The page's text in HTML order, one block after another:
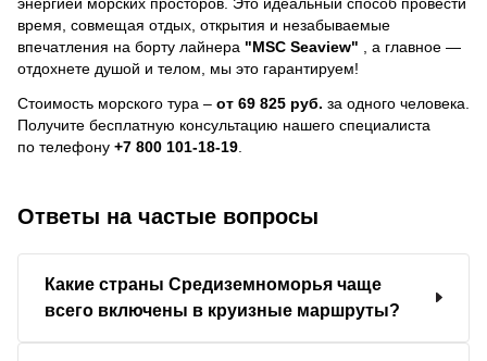
время, совмещая отдых, открытия и незабываемые
впечатления на борту лайнера "MSC Seaview"
, a главное —
отдохнете душой и телом, мы это гарантируем!
Стоимость морского тура – от 69 825 руб. за одного человека.
Получите бесплатную консультацию нашего специалиста
по телефону +7 800 101-18-19
Ответы на частые вопросы
Какие страны Средиземноморья чаще
всего включены в круизные маршруты?